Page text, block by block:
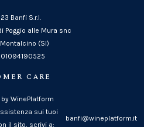
Banfi S.r.l.
Poggio alle Mura snc
(SI)
01094190525
CARE
by WinePlatform
sui tuoi
il sito, scrivi a:
banfi@wineplatform.it